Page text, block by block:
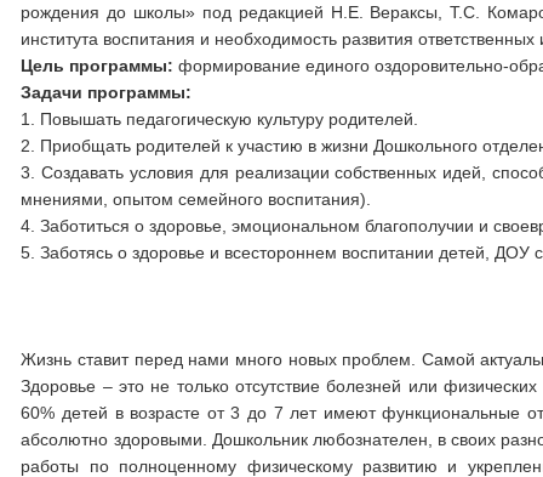
рождения до школы» под редакцией Н.Е. Вераксы, Т.С.
института воспитания и необходимость развития
Цель программы:формирование единого оздоровительно-
Задачи программы:
1. Повышать педагогическую культуру родителей.
2. Приобщать родителей к участию в жизни Дошкольного
3. Создавать условия для реализации собственных идей,
мнениями, опытом семейного воспитания).
4. Заботиться о здоровье, эмоциональном благополучии и
5. Заботясь о здоровье и всестороннем воспитании детей, ДОУ
Жизнь ставит перед нами много новых проблем. Самой
Здоровье – это не только отсутствие болезней или
60% детей в возрасте от 3 до 7 лет имеют функциональные
абсолютно здоровыми. Дошкольник любознателен, в своих
работы по полноценному физическому развитию и